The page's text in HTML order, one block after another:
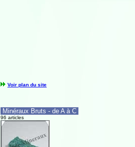
Voir plan du site
Minéraux Bruts - de A à C
96 articles